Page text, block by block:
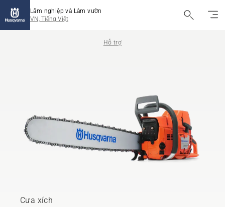
Lâm nghiệp và Làm vườn
VN, Tiếng Việt
Hỗ trợ
Cưa xích